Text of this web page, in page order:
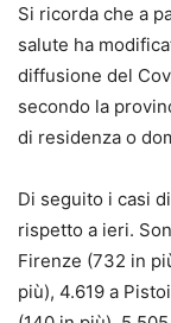
Si ricorda che a
salute ha
diffusione del
secondo la
di residenza o
Di seguito i casi
rispetto a ieri.
Firenze (732 in
più), 4.619 a